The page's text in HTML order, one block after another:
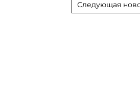
Следующая